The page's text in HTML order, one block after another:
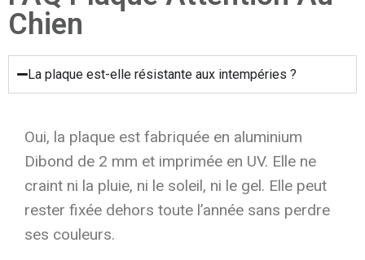
Chien
La plaque est-elle résistante aux intempéries ?
Oui, la plaque est fabriquée en aluminium
Dibond de 2 mm et imprimée en UV. Elle ne
craint ni la pluie, ni le soleil, ni le gel. Elle peut
rester fixée dehors toute l’année sans perdre
ses couleurs.